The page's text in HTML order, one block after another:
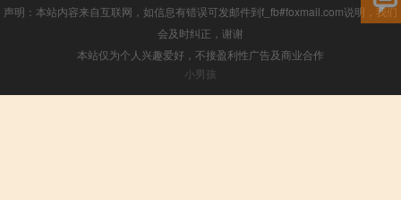
声明：本站内容来自互联网，如信息有错误可发邮件到f_fb#foxmail.com说明，我们
会及时纠正，谢谢
本站仅为个人兴趣爱好，不接盈利性广告及商业合作
小男孩